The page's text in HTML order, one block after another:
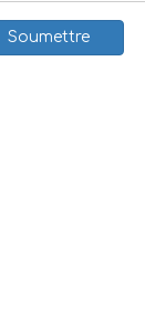
Soumettre